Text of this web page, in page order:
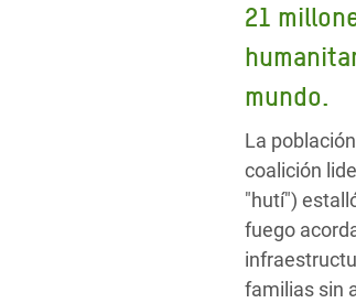
21
mundo.
La
coalición
"hutí")
fuego
familias sin